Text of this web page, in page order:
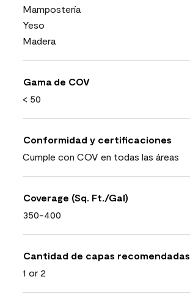
Mampostería
Yeso
Madera
Gama de COV
< 50
Conformidad y certificaciones
Cumple con COV en todas las áreas
Coverage (Sq. Ft./Gal)
350-400
Cantidad de capas recomendadas
1 or 2